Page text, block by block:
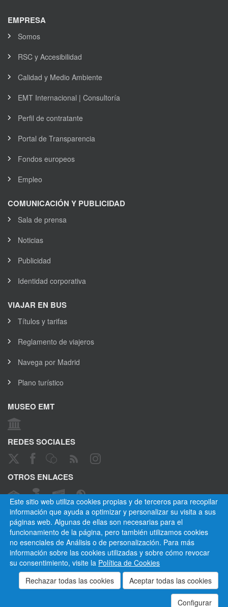
Este sitio web utiliza cookies propias y de terceros para recopilar
información que ayuda a optimizar y personalizar su visita a sus
páginas web. Algunas de ellas son necesarias para el
funcionamiento de la página, pero también utilizamos cookies
no esenciales de Análisis o de personalización. Para más
información sobre las cookies utilizadas y sobre cómo revocar
su consentimiento, visite la Política de Cookies
Configurar
EMPRESA
Somos
RSC y Accesibilidad
Calidad y Medio Ambiente
EMT Internacional | Consultoría
Perfil de contratante
Portal de Transparencia
Fondos europeos
Empleo
COMUNICACIÓN Y PUBLICIDAD
Sala de prensa
Noticias
Publicidad
Identidad corporativa
VIAJAR EN BUS
Títulos y tarifas
Reglamento de viajeros
Navega por Madrid
Plano turístico
MUSEO EMT
REDES SOCIALES
OTROS ENLACES
CANAL ÉTICO
Empresa Municipal de Transportes de Madrid, S. A.
Aviso legal
Normativa
Mapa del sitio
Cookies
Privacidad
Contactar
Empleados